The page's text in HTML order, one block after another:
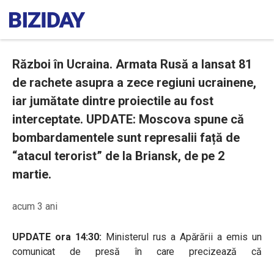
Război în Ucraina. Armata Rusă a lansat 81
de rachete asupra a zece regiuni ucrainene,
iar jumătate dintre proiectile au fost
interceptate. UPDATE: Moscova spune că
bombardamentele sunt represalii față de
“atacul terorist” de la Briansk, de pe 2
martie.
acum 3 ani
UPDATE ora 14:30: Ministerul rus a Apărării a emis un
comunicat de presă în care precizează că